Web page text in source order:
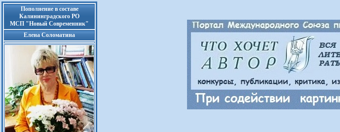
Пополнение в составе
Калининградского РО
МСП "Новый Современник"
Елена Соломатина